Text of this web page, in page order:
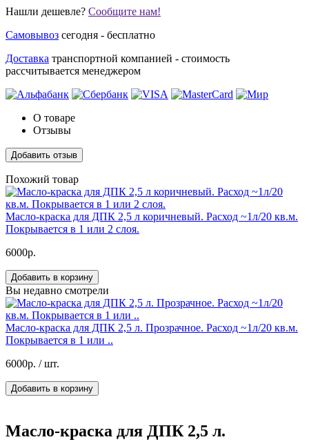
Нашли дешевле? Сообщите нам!
Самовывоз сегодня - бесплатно
Доставка транспортной компанией - стоимость
рассчитывается менеджером
О товаре
Отзывы
Добавить отзыв
Похожий товар
Масло-краска для ДПК 2,5 л коричневый. Расход ~1л/20 кв.м.
Покрывается в 1 или 2 слоя.
6000р.
Добавить в корзину
Вы недавно смотрели
Масло-краска для ДПК 2,5 л. Прозрачное. Расход ~1л/20 кв.м.
Покрывается в 1 или ..
6000р. / шт.
Добавить в корзину
Масло-краска для ДПК 2,5 л.